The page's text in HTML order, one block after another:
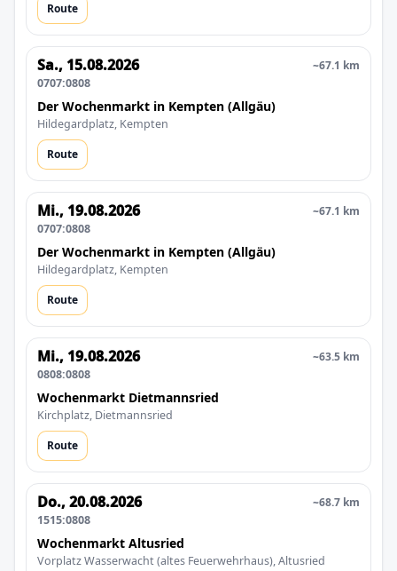
Route
Sa., 15.08.2026
0707:0808
~67.1 km
Der Wochenmarkt in Kempten (Allgäu)
Hildegardplatz, Kempten
Route
Mi., 19.08.2026
0707:0808
~67.1 km
Der Wochenmarkt in Kempten (Allgäu)
Hildegardplatz, Kempten
Route
Mi., 19.08.2026
0808:0808
~63.5 km
Wochenmarkt Dietmannsried
Kirchplatz, Dietmannsried
Route
Do., 20.08.2026
1515:0808
~68.7 km
Wochenmarkt Altusried
Vorplatz Wasserwacht (altes Feuerwehrhaus), Altusried